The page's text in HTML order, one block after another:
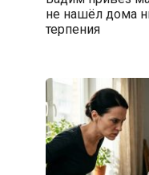
не нашёл дома
терпения